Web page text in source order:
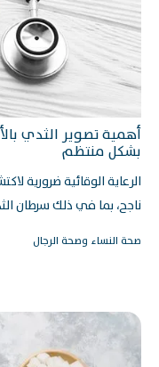
أهمية تصوير الثدي
بشكل منتظم
الرعاية الوقائية ضرورية
ناجح، بما في ذلك سرطان
صحة النساء وصحة الرجال